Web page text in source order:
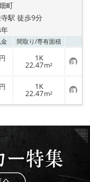
町
駅 徒歩9分
間取り/専有面積
1K
22.47m² お
気
に
入
り
登
録
1K
22.47m² お
気
に
登